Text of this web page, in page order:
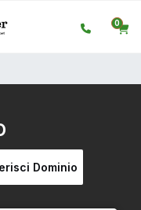
0
Dominio